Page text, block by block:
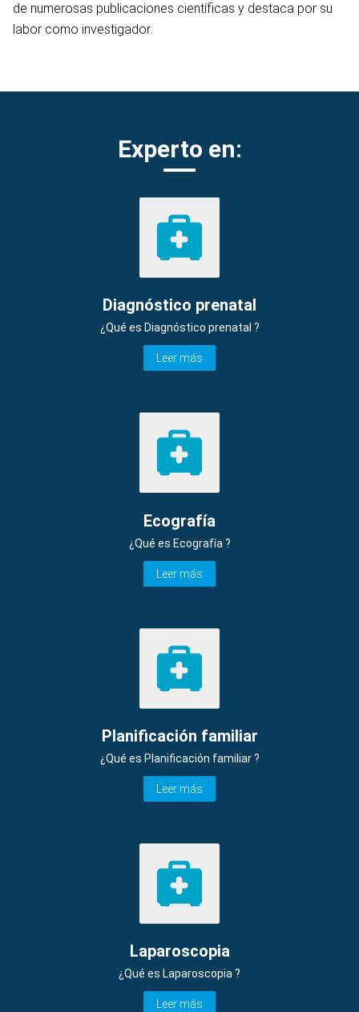
de numerosas publicaciones científicas y destaca por su
labor como investigador.
Experto en:
Diagnóstico prenatal
¿Qué es Diagnóstico prenatal ?
Leer más
Ecografía
¿Qué es Ecografía ?
Leer más
Planificación familiar
¿Qué es Planificación familiar ?
Leer más
Laparoscopia
¿Qué es Laparoscopia ?
Leer más